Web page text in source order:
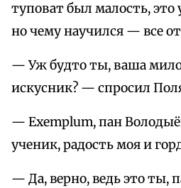
туповат был малость, это
но чему научился — все
— Уж будто ты, ваша
искусник? — спросил
— Exemplum, пан
ученик, радость моя и
— Да, верно, ведь это ты,